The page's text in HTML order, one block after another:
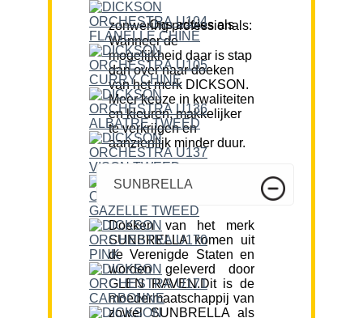
Ons advies als zonwering professionals:
Wanneer de
mogelijkheid daar is stap
dan over naar doeken
van het merk DICKSON.
Meer keuze in kwaliteiten
en kleuren, makkelijker
te verkrijgen en
aanzienlijk minder duur.
SUNBRELLA
Doeken van het merk
SUNBRELLA komen uit
de Verenigde Staten en
worden geleverd door
GLEN RAVEN.Dit is de
moedermaatschappij van
zowel SUNBRELLA als